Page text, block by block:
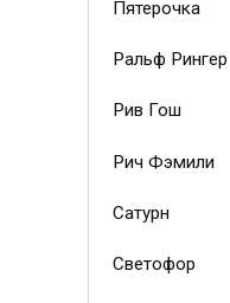
Пятерочка
Ральф Рингер
Рив Гош
Рич Фэмили
Сатурн
Светофор